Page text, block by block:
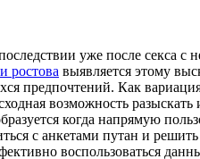
уже после секса
ростова выявляется этому
предпочтений. Как
возможность
когда напрямую
с анкетами путан и
воспользоваться